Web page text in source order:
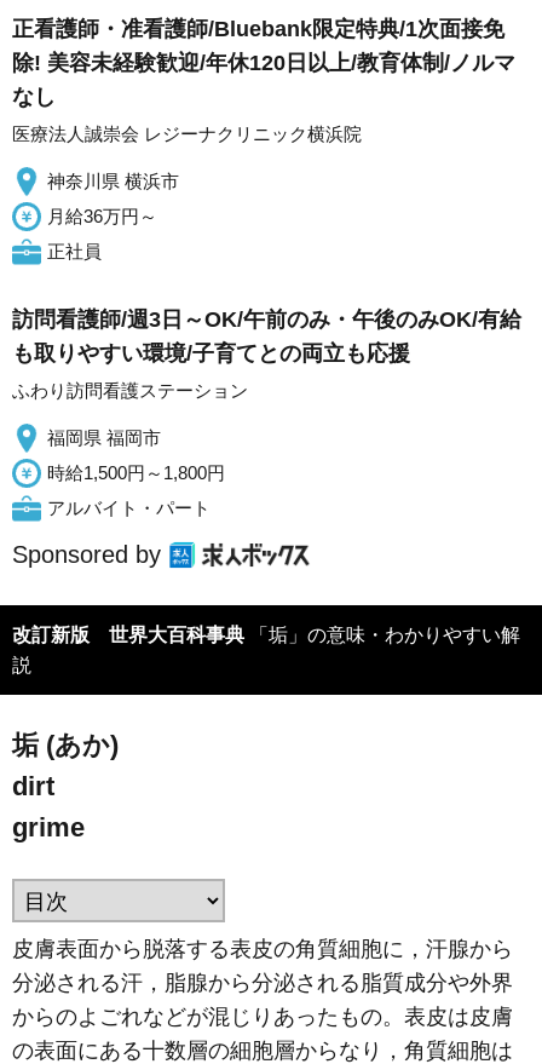
正看護師・准看護師/Bluebank限定特典/1次面接免
除! 美容未経験歓迎/年休120日以上/教育体制/ノルマ
なし
医療法人誠崇会 レジーナクリニック横浜院
神奈川県 横浜市
月給36万円～
正社員
訪問看護師/週3日～OK/午前のみ・午後のみOK/有給
も取りやすい環境/子育てとの両立も応援
ふわり訪問看護ステーション
福岡県 福岡市
時給1,500円～1,800円
アルバイト・パート
Sponsored by
改訂新版 世界大百科事典
説
垢 (あか)
dirt
grime
皮膚表面から脱落する表皮の角質細胞に，汗腺から
分泌される汗，脂腺から分泌される脂質成分や外界
からのよごれなどが混じりあったもの。表皮は皮膚
の表面にある十数層の細胞層からなり，角質細胞は